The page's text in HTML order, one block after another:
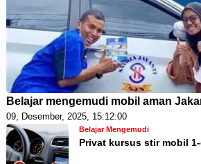
Belajar mengemudi mobil aman
09, Desember, 2025, 15:12:00
Belajar Mengemudi
Privat kursus stir mobil